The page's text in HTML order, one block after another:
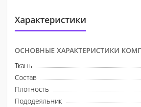
Характеристики
ОСНОВНЫЕ ХАРАКТЕРИСТИКИ
Ткань
Состав
Плотность
Пододеяльник